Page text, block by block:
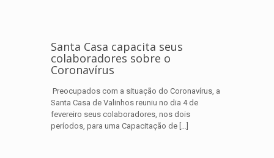
Santa Casa capacita seus
colaboradores sobre o
Coronavírus
Preocupados com a situação do Coronavírus, a
Santa Casa de Valinhos reuniu no dia 4 de
fevereiro seus colaboradores, nos dois
períodos, para uma Capacitação de […]